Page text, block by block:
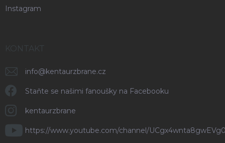
Instagram
KONTAKT
info@kentaurzbrane.cz
Staňte se našimi fanoušky na Facebooku
kentaurzbrane
https://www.youtube.com/channel/